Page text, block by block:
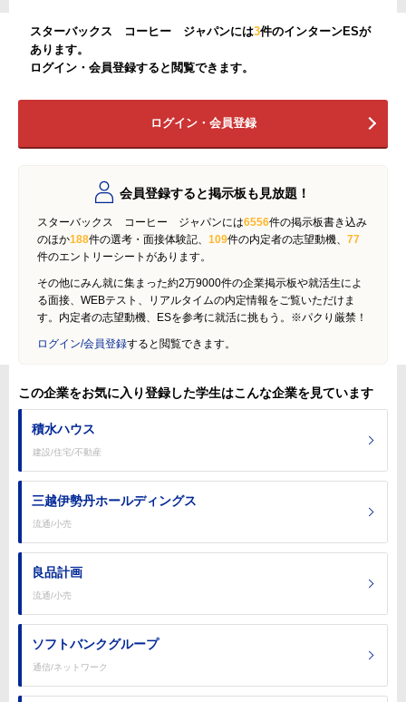
スターバックス コーヒー ジャパンには3件のインターンESが
あります。
ログイン・会員登録すると閲覧できます。
ログイン・会員登録
会員登録すると掲示板も見放題！
スターバックス コーヒー ジャパンには6556件の掲示板書き込み
のほか188件の選考・面接体験記、 109件の内定者の志望動機、 77
件のエントリーシートがあります。
その他にみん就に集まった約2万9000件の企業掲示板や就活生によ
る面接、WEBテスト、リアルタイムの内定情報をご覧いただけま
す。内定者の志望動機、ESを参考に就活に挑もう。※パクり厳禁！
ログイン/会員登録すると閲覧できます。
この企業をお気に入り登録した学生はこんな企業を見ています
積水ハウス
建設/住宅/不動産
三越伊勢丹ホールディングス
流通/小売
良品計画
流通/小売
ソフトバンクグループ
通信/ネットワーク